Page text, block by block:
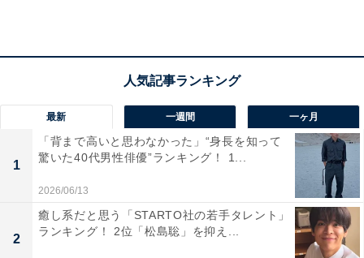
最新 一週間 一ヶ月
1
「背まで高いと思わなかった」“身長を知って
驚いた40代男性俳優”ランキング！ 1...
2026/06/13
2
癒し系だと思う「STARTO社の若手タレント」
ランキング！ 2位「松島聡」を抑え...